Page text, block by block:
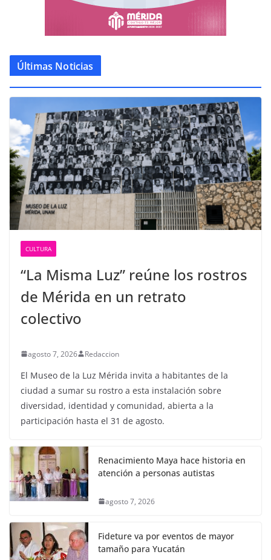
Últimas Noticias
CULTURA
“La Misma Luz” reúne los rostros
de Mérida en un retrato
colectivo
agosto 7, 2026 Redaccion
El Museo de la Luz Mérida invita a habitantes de la
ciudad a sumar su rostro a esta instalación sobre
diversidad, identidad y comunidad, abierta a la
participación hasta el 31 de agosto.
Renacimiento Maya hace historia en
atención a personas autistas
agosto 7, 2026
Fideture va por eventos de mayor
tamaño para Yucatán